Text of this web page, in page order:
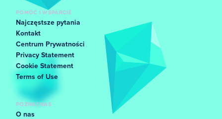
POMOC I WSPARCIE
Najczęstsze pytania
Kontakt
Centrum Prywatności
Privacy Statement
Cookie Statement
Terms of Use
POZNAJ NAS
O nas